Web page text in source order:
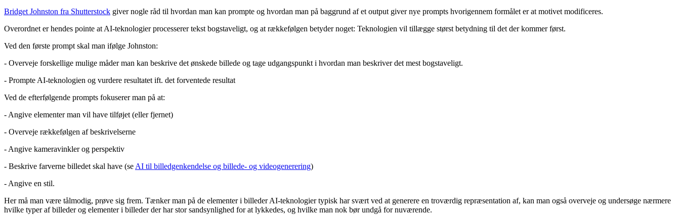
Bridget Johnston fra Shutterstock giver nogle råd til hvordan man kan prompte og hvordan man på baggrund af et output giver nye prompts hvorigennem formålet er at motivet modificeres.
Overordnet er hendes pointe at AI-teknologier processerer tekst bogstaveligt, og at rækkefølgen betyder noget: Teknologien vil tillægge størst betydning til det der kommer først.
Ved den første prompt skal man ifølge Johnston:
- Overveje forskellige mulige måder man kan beskrive det ønskede billede og tage udgangspunkt i hvordan man beskriver det mest bogstaveligt.
- Prompte AI-teknologien og vurdere resultatet ift. det forventede resultat
Ved de efterfølgende prompts fokuserer man på at:
- Angive elementer man vil have tilføjet (eller fjernet)
- Overveje rækkefølgen af beskrivelserne
- Angive kameravinkler og perspektiv
- Beskrive farverne billedet skal have (se AI til billedgenkendelse og billede- og videogenerering)
- Angive en stil.
Her må man være tålmodig, prøve sig frem. Tænker man på de elementer i billeder AI-teknologier typisk har svært ved at generere en troværdig repræsentation af, kan man også overveje og undersøge nærmere
hvilke typer af billeder og elementer i billeder der har stor sandsynlighed for at lykkedes, og hvilke man nok bør undgå for nuværende.